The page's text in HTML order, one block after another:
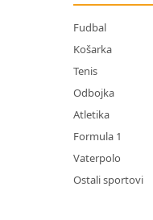
Fudbal
Košarka
Tenis
Odbojka
Atletika
Formula 1
Vaterpolo
Ostali sportovi